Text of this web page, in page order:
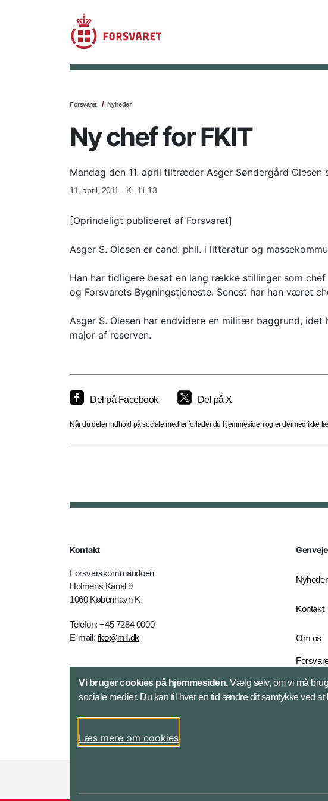
Forsvaret Nyheder
Ny chef for FKIT
Mandag den 11. april tiltræder Asger Søndergård
11. april, 2011 - Kl. 11.13
[Oprindeligt publiceret af Forsvaret]
Asger S. Olesen er cand. phil. i litteratur og
Han har tidligere besat en lang række stillinger som
og Forsvarets Bygningstjeneste. Senest har han været
Asger S. Olesen har endvidere en militær baggrund,
major af reserven.
Del på Facebook Del på X
Når du deler indhold på sociale medier forlader du hjemmesiden og er dermed ikke
Kontakt
Forsvarskommandoen
Holmens Kanal 9
1060 København K
Telefon: +45 7284 0000
E-mail: fko@mil.dk
Kontakt
Genveje
Nyheder
Kontakt
Om os
English
Vi bruger cookies på hjemmesiden.Vælg selv, om vi må
sociale medier. Du kan til hver en tid ændre dit samtykke ved
Læs mere om cookies